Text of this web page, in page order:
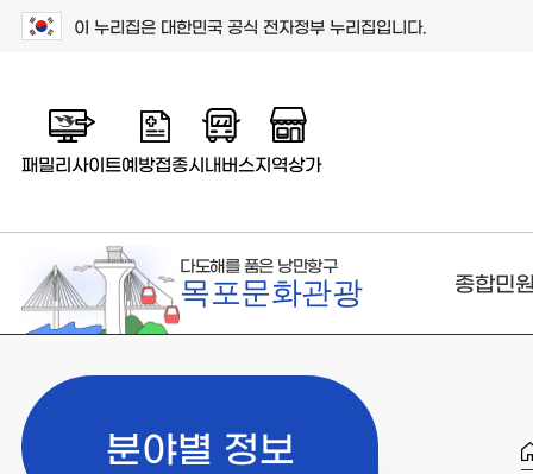
이 누리집은 대한민국 공식 전자정부 누리집입니다.
패밀리사이트예방접종시내버스지역상가
다도해를 품은 낭만항구
목포문화관광 종합민
분야별 정보